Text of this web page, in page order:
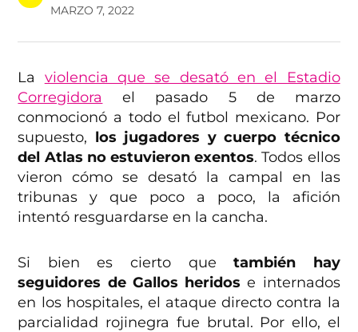
MARZO 7, 2022
La violencia que se desató en el Estadio
Corregidora
el pasado 5 de marzo
conmocionó a todo el futbol mexicano. Por
supuesto, los jugadores y cuerpo técnico
del Atlas no estuvieron exentos. Todos ellos
vieron cómo se desató la campal en las
tribunas y que poco a poco, la afición
intentó resguardarse en la cancha.
Si bien es cierto quetambién hay
seguidores de Gallos heridos e internados
en los hospitales, el ataque directo contra la
parcialidad rojinegra fue brutal. Por ello, el